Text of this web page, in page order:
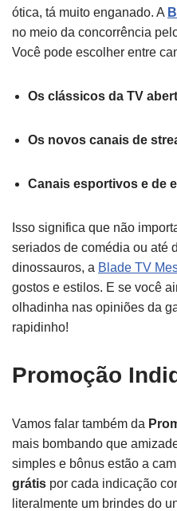
ótica, tá muito enganado. A
no meio da concorrência
Você pode escolher entre
Os clássicos da TV
Os novos canais de
Canais esportivos e de
Isso significa que não
seriados de comédia ou até
dinossauros, a Blade TV
gostos e estilos. E se você
olhadinha nas opiniões da
rapidinho!
Promoção
Vamos falar também da
mais bombando que
simples e bônus estão a
grátis por cada indicação
literalmente um brindes do